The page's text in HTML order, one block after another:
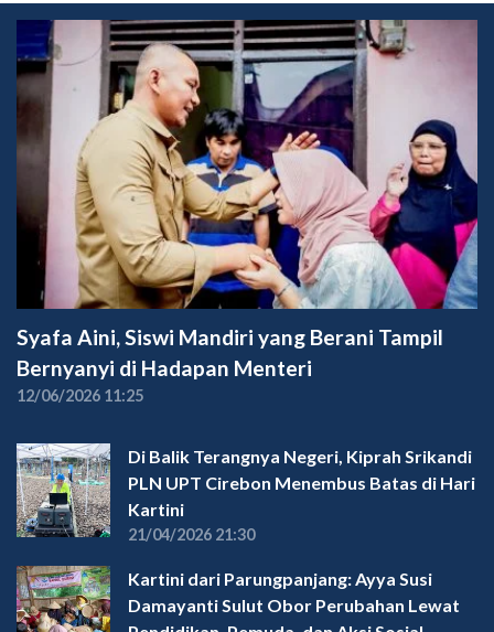
Syafa Aini, Siswi Mandiri yang Berani Tampil
Bernyanyi di Hadapan Menteri
12/06/2026 11:25
Di Balik Terangnya Negeri, Kiprah Srikandi
PLN UPT Cirebon Menembus Batas di Hari
Kartini
21/04/2026 21:30
Kartini dari Parungpanjang: Ayya Susi
Damayanti Sulut Obor Perubahan Lewat